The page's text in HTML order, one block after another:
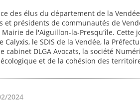
des élus du département de la
présidents de communautés de
Mairie de l'Aiguillon-la-Presqu'île. Cette
le SDIS de la Vendée, la
cabinet DLGA Avocats, la société
et de la cohésion des
2024